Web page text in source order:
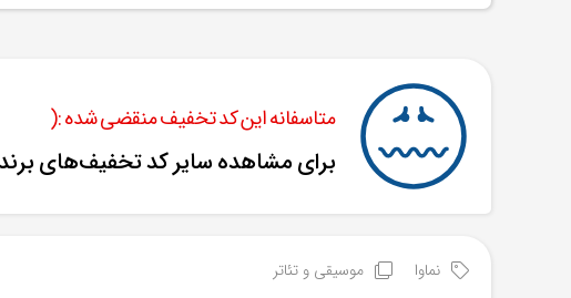
متاسفانه این کد تخفیف منقضی شده :(
برای مشاهده سایر کد تخفیف‌های
نماوا
موسیقی و تئاتر